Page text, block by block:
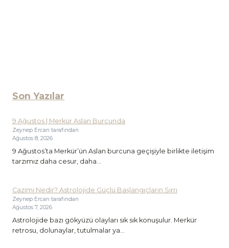
Son Yazılar
9 Ağustos | Merkür Aslan Burcunda
Zeynep Ercan tarafından
Ağustos 8, 2026
9 Ağustos’ta Merkür’ün Aslan burcuna geçişiyle birlikte iletişim
tarzımız daha cesur, daha...
Cazimi Nedir? Astrolojide Güçlü Başlangıçların Sırrı
Zeynep Ercan tarafından
Ağustos 7, 2026
Astrolojide bazı gökyüzü olayları sık sık konuşulur. Merkür
retrosu, dolunaylar, tutulmalar ya...